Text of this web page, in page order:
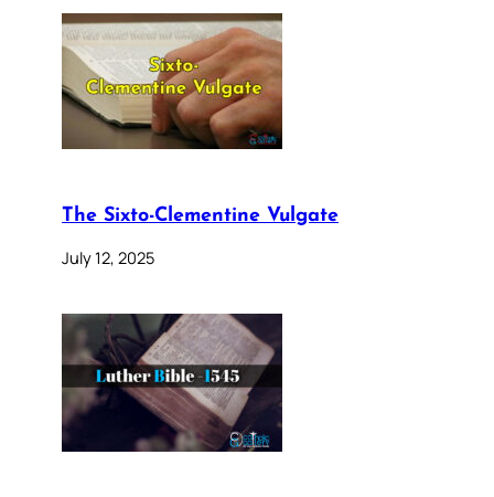
The Sixto-Clementine Vulgate
July 12, 2025